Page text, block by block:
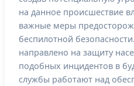
на данное происшествие
важные меры
беспилотной
направлено на защиту
подобных инцидентов в
службы работают над